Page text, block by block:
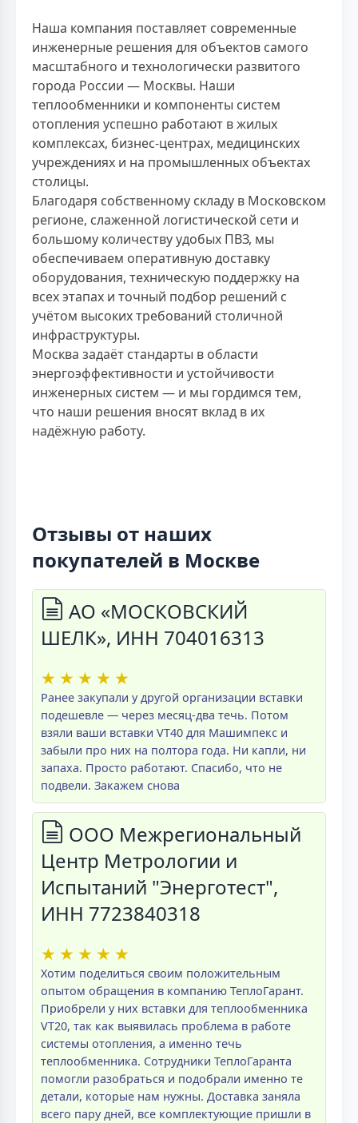
Наша компания поставляет современные
инженерные решения для объектов самого
масштабного и технологически развитого
города России — Москвы. Наши
теплообменники и компоненты систем
отопления успешно работают в жилых
комплексах, бизнес-центрах, медицинских
учреждениях и на промышленных объектах
столицы.
Благодаря собственному складу в Московском
регионе, слаженной логистической сети и
большому количеству удобых ПВЗ, мы
обеспечиваем оперативную доставку
оборудования, техническую поддержку на
всех этапах и точный подбор решений с
учётом высоких требований столичной
инфраструктуры.
Москва задаёт стандарты в области
энергоэффективности и устойчивости
инженерных систем — и мы гордимся тем,
что наши решения вносят вклад в их
надёжную работу.
Отзывы от наших
покупателей в Москве
АО «МОСКОВСКИЙ
ШЕЛК», ИНН 704016313
★ ★ ★ ★ ★
Ранее закупали у другой организации вставки
подешевле — через месяц-два течь. Потом
взяли ваши вставки VT40 для Машимпекс и
забыли про них на полтора года. Ни капли, ни
запаха. Просто работают. Спасибо, что не
подвели. Закажем снова
ООО Межрегиональный
Центр Метрологии и
Испытаний "Энерготест",
ИНН 7723840318
★ ★ ★ ★ ★
Хотим поделиться своим положительным
опытом обращения в компанию ТеплоГарант.
Приобрели у них вставки для теплообменника
VT20, так как выявилась проблема в работе
системы отопления, а именно течь
теплообменника. Сотрудники ТеплоГаранта
помогли разобраться и подобрали именно те
детали, которые нам нужны. Доставка заняла
всего пару дней, все комплектующие пришли в